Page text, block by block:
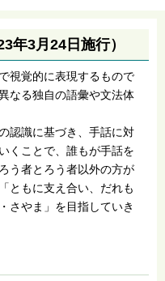
年3月24日施行）
視覚的に表現するもので
なる独自の語彙や文法体
認識に基づき、手話に対
くことで、誰もが手話を
う者とろう者以外の方が
ともに支え合い、だれも
さやま」を目指していき